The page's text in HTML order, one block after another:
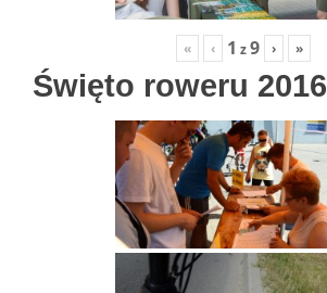
« ‹ 1 z9 › »
Święto roweru 2016